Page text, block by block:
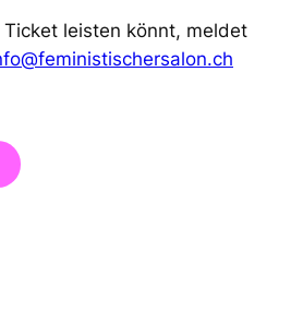
Ticket leisten könnt, meldet